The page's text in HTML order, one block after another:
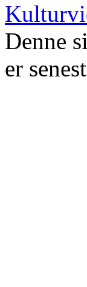
Denne
er